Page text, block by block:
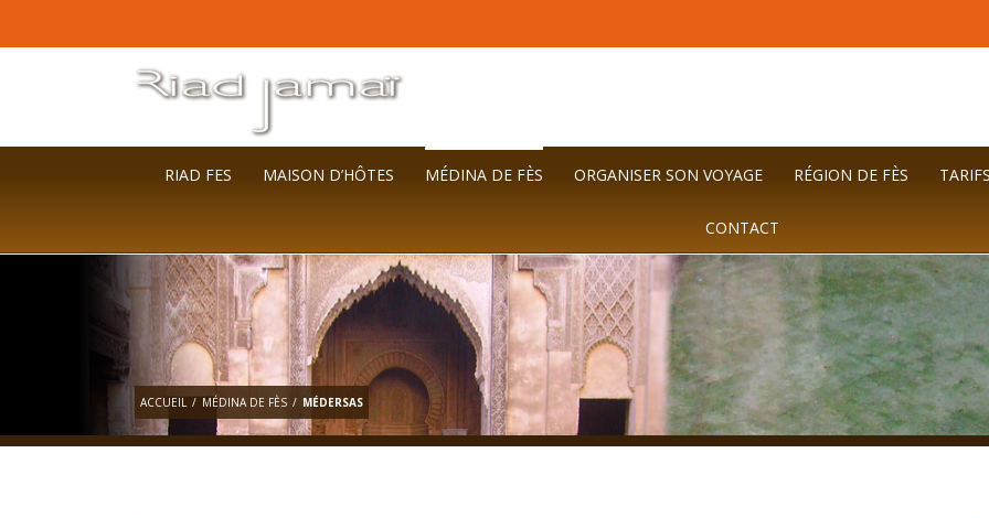
RIAD FES MAISON D’HÔTES MÉDINA DE FÈS ORGANISER SON VOYAGE RÉGION DE FÈS
CONTACT
ACCUEIL / MÉDINA DE FÈS / MÉDERSAS